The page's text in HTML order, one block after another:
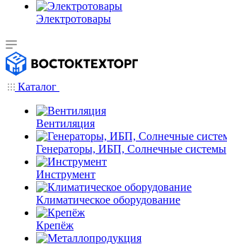
Электротовары
Каталог
Вентиляция
Генераторы, ИБП, Солнечные системы
Инструмент
Климатическое оборудование
Крепёж